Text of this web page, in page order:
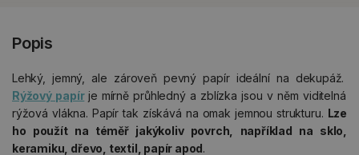
Popis
Lehký, jemný, ale zároveň pevný papír ideální na dekupáž.
Rýžový papír je mírně průhledný a zblízka jsou v něm viditelná
rýžová vlákna. Papír tak získává na omak jemnou strukturu. Lze
ho použít na téměř jakýkoliv povrch, například na sklo,
keramiku, dřevo, textil, papír apod.